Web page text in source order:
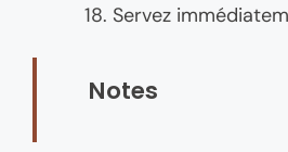
Servez
Notes